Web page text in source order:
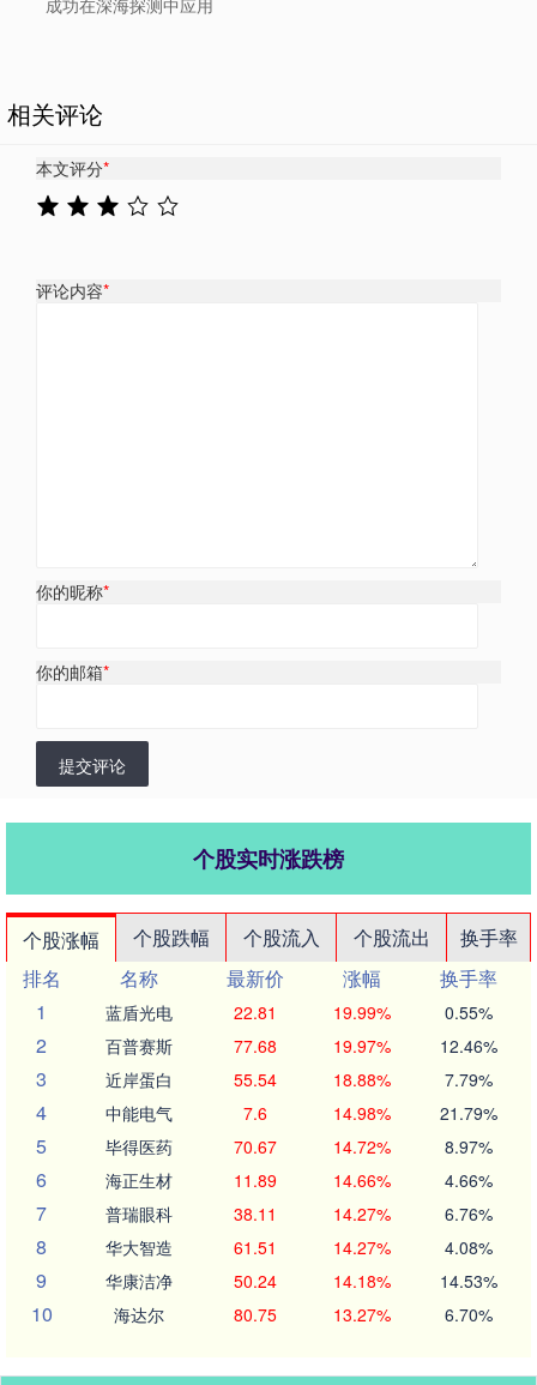
相关评论
本文评分*
评论内容*
你的昵称*
你的邮箱*
提交评论
个股实时涨跌榜
个股涨幅 个股跌幅 个股流入 个股流出
换手率
排名
名称 最新价 涨幅
换手率
1
蓝盾光电 22.81 19.99% 0.55%
2 百普赛斯 77.68 19.97% 12.46%
3 近岸蛋白 55.54 18.88% 7.79%
4 中能电气 7.6 14.98% 21.79%
5 毕得医药 70.67 14.72% 8.97%
6 海正生材 11.89 14.66% 4.66%
7 普瑞眼科 38.11 14.27% 6.76%
8 华大智造 61.51 14.27% 4.08%
9 华康洁净 50.24 14.18% 14.53%
10 海达尔 80.75 13.27% 6.70%